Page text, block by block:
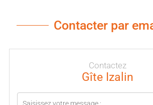
Contacter par
Contactez
Gîte Izalin